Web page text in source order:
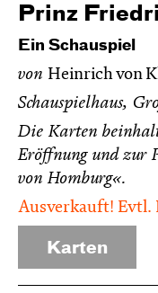
Prinz
Ein Schauspiel
von Heinrich von
Schauspielhaus,
Die Karten
Eröffnung und zur
von Homburg«.
Ausverkauft! Evtl.
Karten